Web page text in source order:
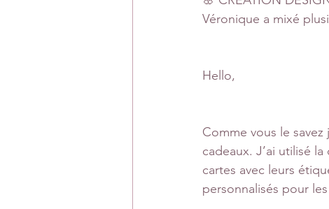
Véronique a mixé
Hello,
Comme vous le
cadeaux. J’ai utilisé
cartes avec leurs
personnalisés pour